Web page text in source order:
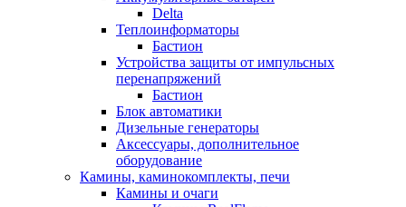
Delta
Теплоинформаторы
Бастион
Устройства защиты от импульсных
перенапряжений
Бастион
Блок автоматики
Дизельные генераторы
Аксессуары, дополнительное
оборудование
Камины, каминокомплекты, печи
Камины и очаги